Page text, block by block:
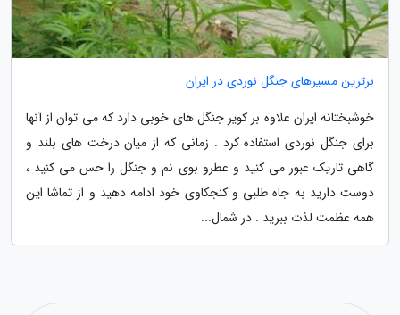
برترین مسیرهای جنگل نوردی در ایران
خوشبختانه ایران علاوه بر کویر جنگل های خوبی دارد که می توان از آنها
برای جنگل نوردی استفاده کرد . زمانی که از میان درخت های بلند و
گاهی تاریک عبور می کنید و عطرو بوی نم و جنگل را حس می کنید ،
دوست دارید به جاه طلبی و کنجکاوی خود ادامه دهید و از تماشا این
همه عظمت لذت ببرید . در شمال...